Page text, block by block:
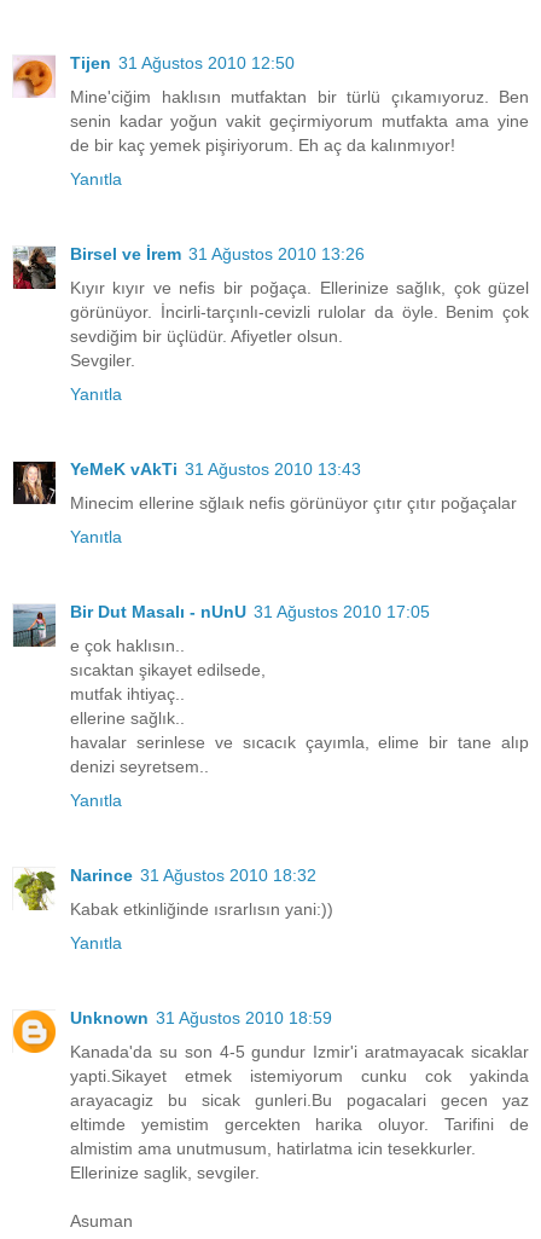
Tijen 31 Ağustos 2010 12:50
Mine'ciğim haklısın mutfaktan bir türlü çıkamıyoruz. Ben
senin kadar yoğun vakit geçirmiyorum mutfakta ama yine
de bir kaç yemek pişiriyorum. Eh aç da kalınmıyor!
Yanıtla
Birsel ve İrem 31 Ağustos 2010 13:26
Kıyır kıyır ve nefis bir poğaça. Ellerinize sağlık, çok güzel
görünüyor. İncirli-tarçınlı-cevizli rulolar da öyle. Benim çok
sevdiğim bir üçlüdür. Afiyetler olsun.
Sevgiler.
Yanıtla
YeMeK vAkTi 31 Ağustos 2010 13:43
Minecim ellerine sğlaık nefis görünüyor çıtır çıtır poğaçalar
Yanıtla
Bir Dut Masalı - nUnU 31 Ağustos 2010 17:05
e çok haklısın..
sıcaktan şikayet edilsede,
mutfak ihtiyaç..
ellerine sağlık..
havalar serinlese ve sıcacık çayımla, elime bir tane alıp
denizi seyretsem..
Yanıtla
Narince 31 Ağustos 2010 18:32
Kabak etkinliğinde ısrarlısın yani:))
Yanıtla
Unknown 31 Ağustos 2010 18:59
Kanada'da su son 4-5 gundur Izmir'i aratmayacak sicaklar
yapti.Sikayet etmek istemiyorum cunku cok yakinda
arayacagiz bu sicak gunleri.Bu pogacalari gecen yaz
eltimde yemistim gercekten harika oluyor. Tarifini de
almistim ama unutmusum, hatirlatma icin tesekkurler.
Ellerinize saglik, sevgiler.
Asuman